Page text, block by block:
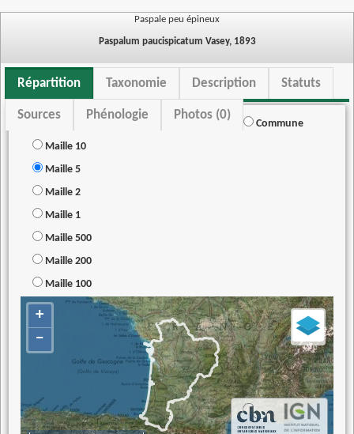
Paspale peu épineux
Paspalum paucispicatum Vasey, 1893
Répartition Taxonomie Description Statuts
Sources Phénologie Photos (0)
Commune
Maille 10
Maille 5
Maille 2
Maille 1
Maille 500
Maille 200
Maille 100
+
−